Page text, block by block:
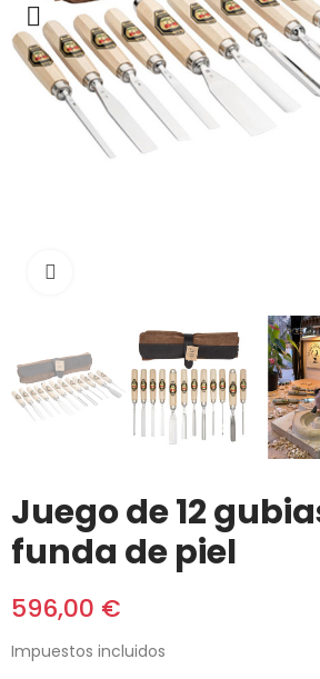
Juego de 12
funda de piel
596,00 €
Impuestos incluidos